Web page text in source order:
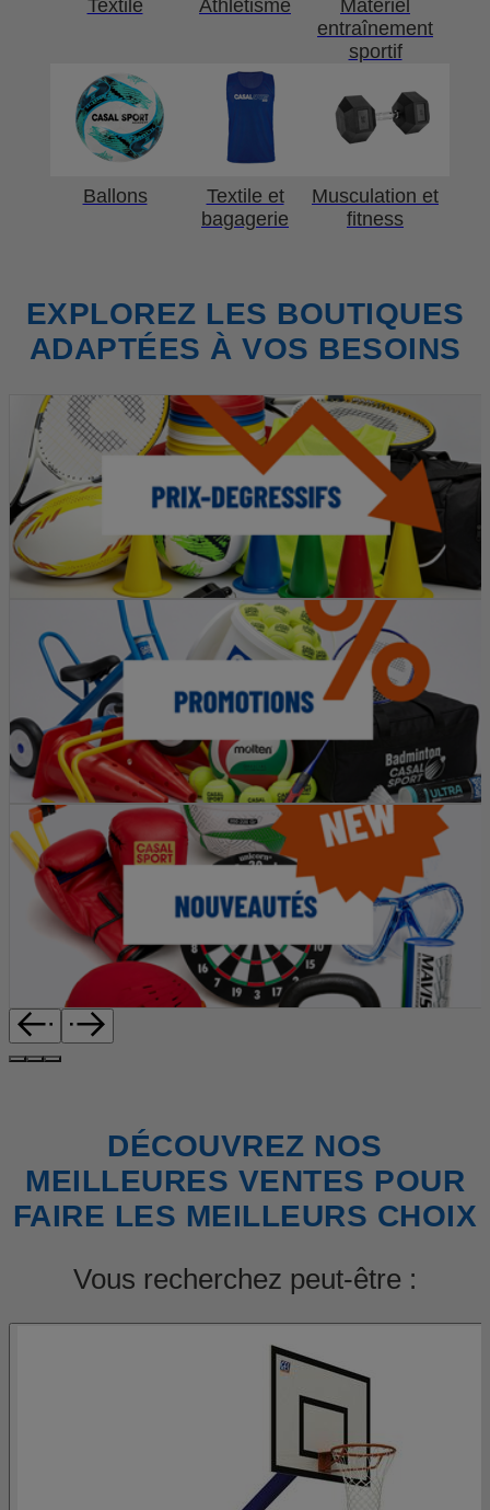
Textile Athlétisme
Matériel
entraînement
sportif
Ballons
Textile et
bagagerie
Musculation et
fitness
EXPLOREZ LES BOUTIQUES
ADAPTÉES À VOS BESOINS
DÉCOUVREZ NOS
MEILLEURES VENTES POUR
FAIRE LES MEILLEURS CHOIX
Vous recherchez peut-être :